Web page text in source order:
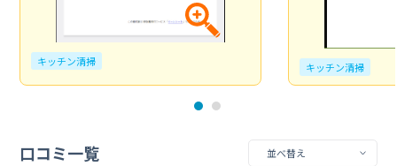
キッチン清掃 キッチン清掃
口コミ一覧